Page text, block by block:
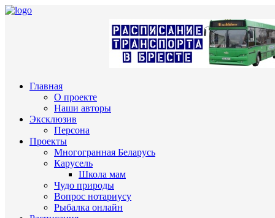
Главная
О проекте
Наши авторы
Эксклюзив
Персона
Проекты
Многогранная Беларусь
Карусель
Школа мам
Чудо природы
Вопрос нотариусу
Рыбалка онлайн